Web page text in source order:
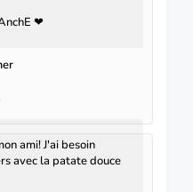
❤
ami! J'ai besoin
avec la patate douce